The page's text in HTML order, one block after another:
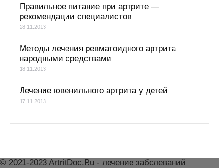
Правильное питание при артрите —
рекомендации специалистов
28.11.2013
Методы лечения ревматоидного артрита
народными средствами
18.11.2013
Лечение ювенильного артрита у детей
17.11.2013
© 2021-2023 ArtritDoc.Ru - лечение заболеваний